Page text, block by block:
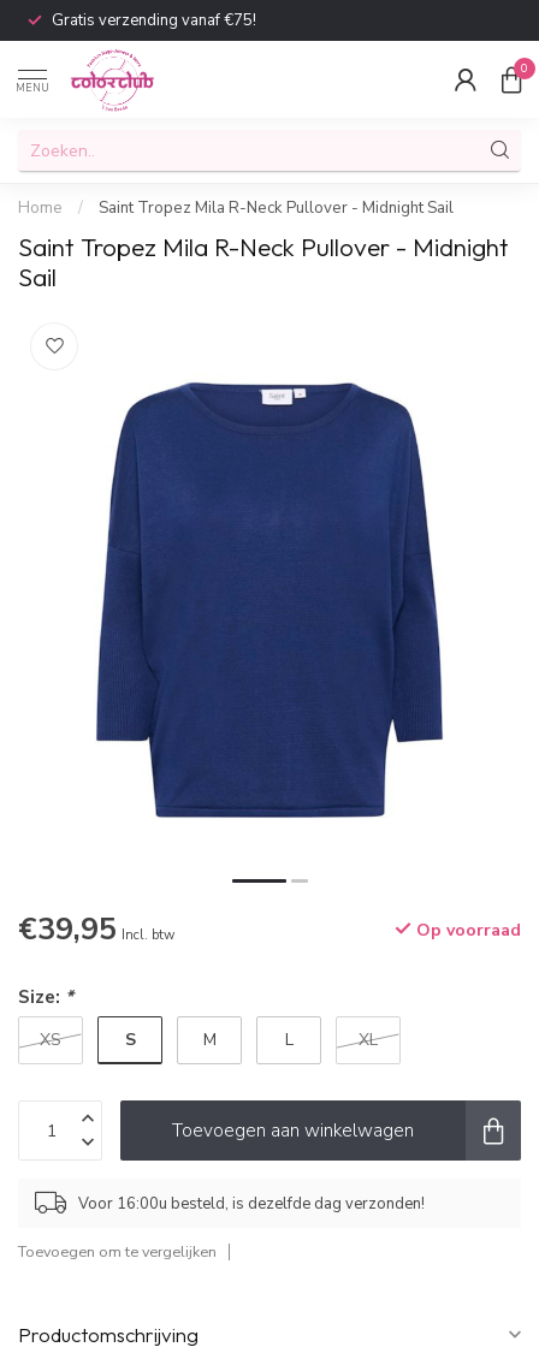
Gratis verzending vanaf €75!
MENU
0
Home / Saint Tropez Mila R-Neck Pullover - Midnight Sail
Saint Tropez Mila R-Neck Pullover - Midnight
Sail
€39,95 Incl. btw Op voorraad
Size: *
XS S M L XL
Toevoegen aan winkelwagen
Voor 16:00u besteld, is dezelfde dag verzonden!
Toevoegen om te vergelijken
Productomschrijving